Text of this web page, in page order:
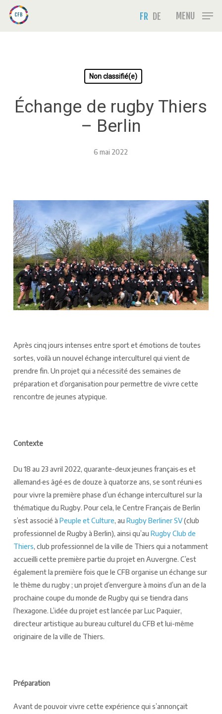
FR DE MENU
Non classifié(e)
Échange de rugby Thiers
– Berlin
6 mai 2022
Après cinq jours intenses entre sport et émotions de toutes
sortes, voilà un nouvel échange interculturel qui vient de
prendre fin. Un projet qui a nécessité des semaines de
préparation et d’organisation pour permettre de vivre cette
rencontre de jeunes atypique.
Contexte
Du 18 au 23 avril 2022, quarante-deux jeunes français·es et
allemand·es âgé·es de douze à quatorze ans, se sont réuni·es
pour vivre la première phase d’un échange interculturel sur la
thématique du Rugby. Pour cela, le Centre Français de Berlin
s’est associé à Peuple et Culture, au Rugby Berliner SV(club
professionnel de Rugby à Berlin), ainsi qu’au Rugby Club de
Thiers, club professionnel de la ville de Thiers qui a notamment
accueilli cette première partie du projet en Auvergne. C’est
également la première fois que le CFB organise un échange sur
le thème du rugby ; un projet d’envergure à moins d’un an de la
prochaine coupe du monde de Rugby qui se tiendra dans
l’hexagone. L’idée du projet est lancée par Luc Paquier,
directeur artistique au bureau culturel du CFB et lui-même
originaire de la ville de Thiers.
Préparation
Avant de pouvoir vivre cette expérience qui s’annonçait